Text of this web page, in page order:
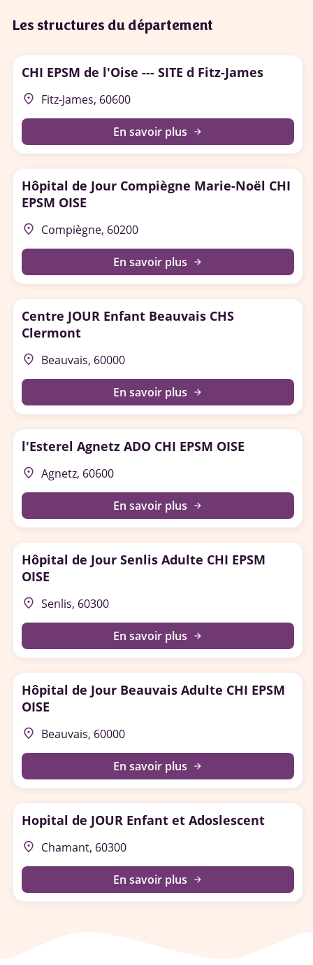
Les structures du département
CHI EPSM de l'Oise --- SITE d Fitz-James
place Fitz-James, 60600
En savoir plus arrow_forward
Hôpital de Jour Compiègne Marie-Noël CHI
EPSM OISE
place Compiègne, 60200
En savoir plus arrow_forward
Centre JOUR Enfant Beauvais CHS
Clermont
place Beauvais, 60000
En savoir plus arrow_forward
l'Esterel Agnetz ADO CHI EPSM OISE
place Agnetz, 60600
En savoir plus arrow_forward
Hôpital de Jour Senlis Adulte CHI EPSM
OISE
place Senlis, 60300
En savoir plus arrow_forward
Hôpital de Jour Beauvais Adulte CHI EPSM
OISE
place Beauvais, 60000
En savoir plus arrow_forward
Hopital de JOUR Enfant et Adoslescent
place Chamant, 60300
En savoir plus arrow_forward